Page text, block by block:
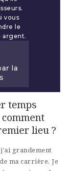
vous
le
argent.
la
temps
lieu ?
grandement
ma carrière. Je